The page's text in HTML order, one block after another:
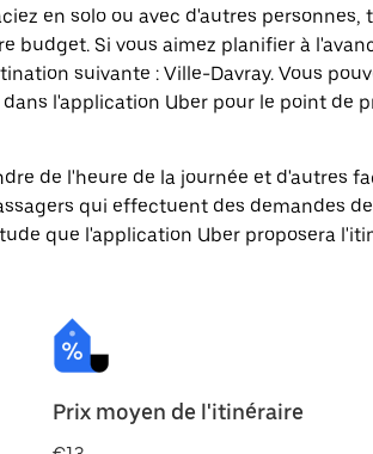
en solo ou avec d'autres personnes,
budget. Si vous aimez planifier à
suivante : Ville-Davray. Vous
l'application Uber pour le point de
de l'heure de la journée et d'autres
qui effectuent des demandes
que l'application Uber proposera
Prix moyen de l'itinéraire